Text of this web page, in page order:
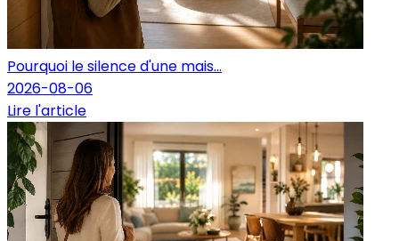
Pourquoi le silence d'une mais...
2026-08-06
Lire l'article